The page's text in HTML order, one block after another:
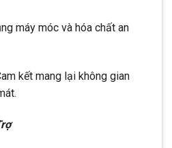
máy móc và hóa chất an
kết mang lại không gian